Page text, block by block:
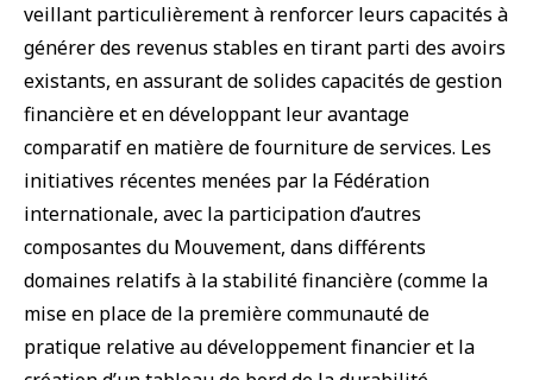
veillant particulièrement à renforcer leurs capacités à
générer des revenus stables en tirant parti des avoirs
existants, en assurant de solides capacités de gestion
financière et en développant leur avantage
comparatif en matière de fourniture de services. Les
initiatives récentes menées par la Fédération
internationale, avec la participation d’autres
composantes du Mouvement, dans différents
domaines relatifs à la stabilité financière (comme la
mise en place de la première communauté de
pratique relative au développement financier et la